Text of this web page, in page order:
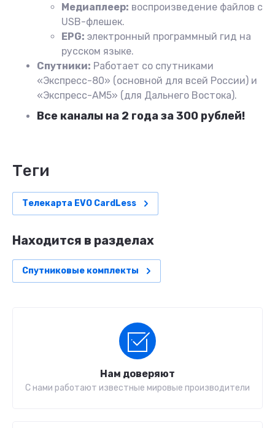
Медиаплеер: воспроизведение файлов с
USB-флешек.
EPG: электронный программный гид на
русском языке.
Спутники: Работает со спутниками
«Экспресс-80» (основной для всей России) и
«Экспресс-АМ5» (для Дальнего Востока).
Все каналы на 2 года за 300 рублей!
теги
Телекарта EVO CardLess
Находится в разделах
Спутниковые комплекты
Нам доверяют
С нами работают известные мировые производители